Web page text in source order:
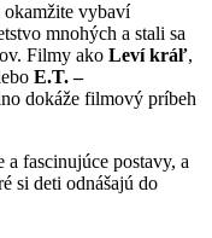
vybaví
mnohých a stali sa
Filmy ako Leví kráľ,
E.T. –
dokáže filmový príbeh
fascinujúce postavy, a
si deti odnášajú do